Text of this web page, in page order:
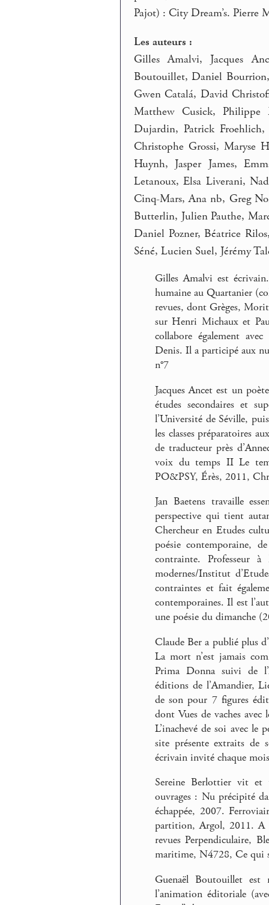
Pajot) : City Dream’s. Pierre
Les auteurs :
Gilles Amalvi, Jacques
Boutouillet, Daniel
Gwen Catalá, David
Matthew Cusick, Philippe
Dujardin, Patrick Froehlich,
Christophe Grossi, Maryse
Huynh, Jasper James,
Letanoux, Elsa Liverani,
Cinq-Mars, Ana nb, Greg
Butterlin, Julien Pauthe,
Daniel Pozner, Béatrice
Séné, Lucien Suel, Jérémy
Gilles Amalvi est
humaine au Quartanier
revues, dont Grèges,
sur Henri Michaux et
collabore également
Denis. Il a participé aux
n°7
Jacques Ancet est un
études secondaires et
l’Université de Séville,
les classes préparatoires
de traducteur près
voix du temps II Le
PO&PSY, Érès, 2011,
Jan Baetens travaille
perspective qui tient
Chercheur en Etudes
poésie contemporaine,
contrainte. Professeur
modernes/Institut
contraintes et fait
contemporaines. Il est
une poésie du dimanche
Claude Ber a publié plus
La mort n’est jamais
Prima Donna suivi de
éditions de l’Amandier,
de son pour 7 figures
dont Vues de vaches
L’inachevé de soi avec
site présente extraits de
écrivain invité chaque
Sereine Berlottier vit et
ouvrages : Nu précipité
échappée, 2007.
partition, Argol, 2011. A
revues Perpendiculaire,
maritime, N4728, Ce qui
Guenaël Boutouillet est
l’animation éditoriale